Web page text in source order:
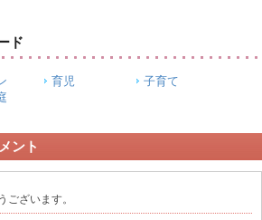
ド
育児
子育て
ント
ございます。